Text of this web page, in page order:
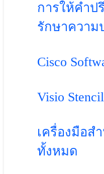
การให้คำป
รักษาความ
Cisco
Visio Stencil
เครื่องมือ
ทั้งหมด